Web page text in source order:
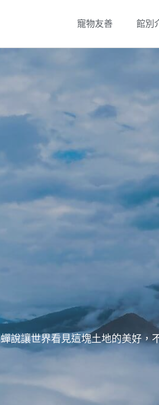
寵物友善 館別
蟬說讓世界看見這塊土地的美好，